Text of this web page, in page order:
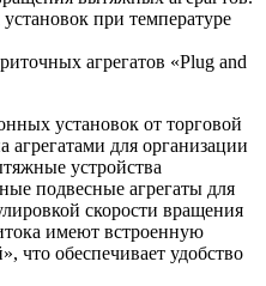
при температуре
агрегатов «Plug and
установок от торговой
агрегатами для организации
устройства
подвесные агрегаты для
скорости вращения
имеют встроенную
что обеспечивает удобство